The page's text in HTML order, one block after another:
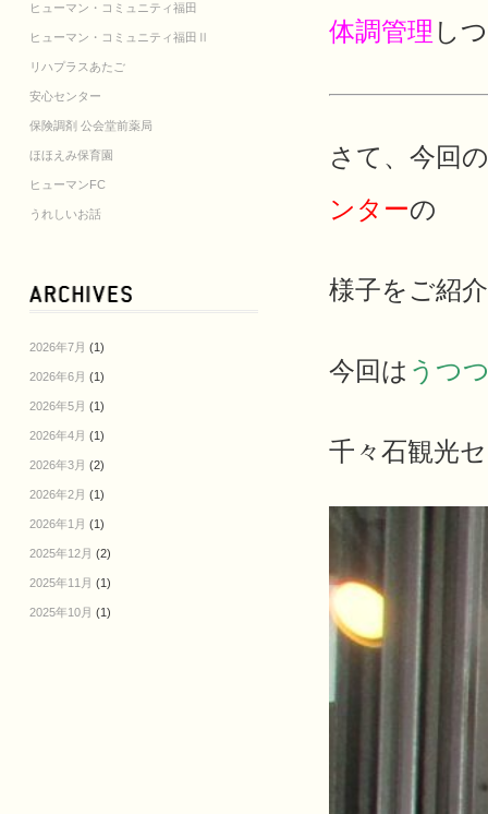
ヒューマン・コミュニティ福田
ヒューマン・コミュニティ福田Ⅱ
リハプラスあたご
安心センター
保険調剤 公会堂前薬局
ほほえみ保育園
ヒューマンFC
うれしいお話
2026年7月 (1)
2026年6月 (1)
2026年5月 (1)
2026年4月 (1)
2026年3月 (2)
2026年2月 (1)
2026年1月 (1)
2025年12月 (2)
2025年11月 (1)
2025年10月 (1)
体調管理 し
さて、今回
ンターの
様子をご紹
今回は うつ
千々石観光